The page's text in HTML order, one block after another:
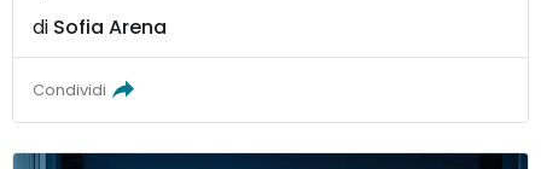
di Sofia Arena
Condividi